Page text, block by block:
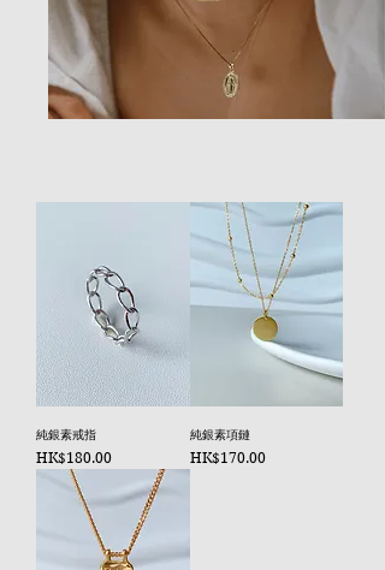
純銀素戒指
價格
HK$180.00
純銀素項鏈
價格
HK$170.00